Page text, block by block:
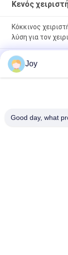
Κενός
Κόκκινος
λύση για τον
Κέσλερ
Υπηρεσιακό
ZF 5WG261
Joy
Good day, what